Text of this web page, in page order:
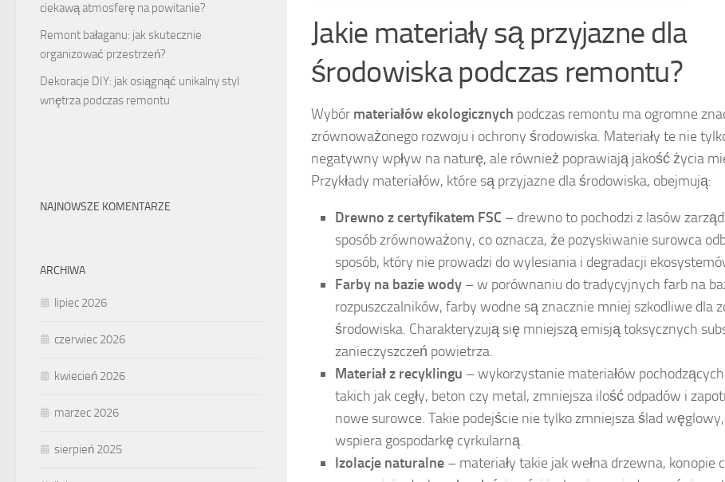
Jakie materiały są przyjazne dla
środowiska podczas remontu?
Wybór materiałów ekologicznych podczas remontu ma ogromne
zrównoważonego rozwoju i ochrony środowiska. Materiały te nie
negatywny wpływ na naturę, ale również poprawiają jakość życia
Przykłady materiałów, które są przyjazne dla środowiska, obejmują:
Drewno z certyfikatem FSC – drewno to pochodzi z lasów
sposób zrównoważony, co oznacza, że pozyskiwanie surowca
sposób, który nie prowadzi do wylesiania i degradacji
Farby na bazie wody – w porównaniu do tradycyjnych farb na
rozpuszczalników, farby wodne są znacznie mniej szkodliwe dla
środowiska. Charakteryzują się mniejszą emisją toksycznych
zanieczyszczeń powietrza.
Materiał z recyklingu – wykorzystanie materiałów
takich jak cegły, beton czy metal, zmniejsza ilość odpadów i
nowe surowce. Takie podejście nie tylko zmniejsza ślad
wspiera gospodarkę cyrkularną.
Izolacje naturalne – materiały takie jak wełna drzewna, konopie
ciekawą atmosferę na powitanie?
Remont bałaganu: jak skutecznie
organizować przestrzeń?
Dekoracje DIY: jak osiągnąć unikalny styl
wnętrza podczas remontu
NAJNOWSZE KOMENTARZE
ARCHIWA
lipiec 2026
czerwiec 2026
kwiecień 2026
marzec 2026
sierpień 2025